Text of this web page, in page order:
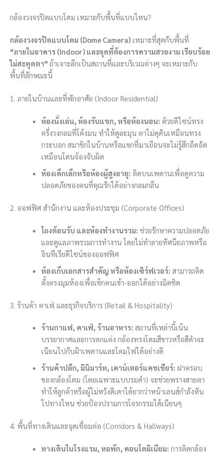
กล้องวงจรปิดแบบโดม เหมาะกับพื้นที่แบบไหน?
กล้องวงจรปิดแบบโดม (Dome Camera) เหมาะที่สุดกับพื้นที่
“ภายในอาคาร (Indoor) และจุดที่ต้องการความสวยงาม เรียบร้อย
ไม่สะดุดตา” ถ้าเจาะลึกเป็นสถานที่และบริเวณต่างๆ จะเหมาะกับ
พื้นที่ลักษณะนี้
1. ภายในบ้านและที่พักอาศัย (Indoor Residential)
ห้องนั่งเล่น, ห้องรับแขก, หรือห้องนอน: ด้วยดีไซน์ทรง
ครึ่งวงกลมที่โค้งมน ทำให้ดูละมุน ตาไม่ดุดันเหมือนทรง
กระบอก สมาชิกในบ้านหรือแขกที่มาเยือนจะไม่รู้สึกอึดอัด
เหมือนโดนจ้องจับผิด
ห้องเด็กเล็กหรือห้องผู้สูงอายุ: ติดบนเพดานเพื่อดูความ
ปลอดภัยของคนที่คุณรักได้อย่างกลมกลืน
2. ออฟฟิศ สำนักงาน และห้องประชุม (Corporate Offices)
โถงต้อนรับ และห้องทำงานรวม: ช่วยรักษาความปลอดภัย
และดูแลภาพรวมการทำงาน โดยไม่ทำลายทัศนียภาพหรือ
อินทีเรียดีไซน์ของออฟฟิศ
ห้องเก็บเอกสารสำคัญ หรือห้องเซิร์ฟเวอร์: สามารถติด
ตั้งตรงมุมห้องเพื่อเช็กคนเข้า-ออกได้อย่างมิดชิด
3. ร้านค้า คาเฟ่ และธุรกิจบริการ (Retail & Hospitality)
ร้านกาแฟ, คาเฟ่, ร้านอาหาร: สถานที่เหล่านี้เน้น
บรรยากาศและการตกแต่ง กล้องทรงโดมสีขาวหรือสีดำจะ
เนียนไปกับฝ้าเพดานและโคมไฟได้อย่างดี
ร้านค้าปลีก, มินิมาร์ท, เคาน์เตอร์แคชเชียร์: ฝาครอบ
ของกล้องโดม (โดยเฉพาะแบบรมดำ) จะช่วยพรางสายตา
ทำให้ลูกค้าหรือผู้ไม่หวังดีเดาได้ยากว่าหน้าเลนส์กำลังหัน
ไปทางไหน ช่วยป้องปรามการโจรกรรมได้เนียนๆ
4. พื้นที่ทางเดินและจุดเชื่อมต่อ (Corridors & Hallways)
ทางเดินในโรงแรม, หอพัก, คอนโดมิเนียม: การติดกล้อง